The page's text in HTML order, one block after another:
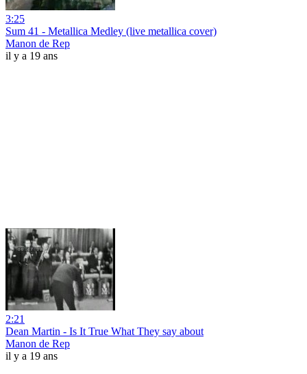
3:25
Sum 41 - Metallica Medley (live metallica cover)
Manon de Rep
il y a 19 ans
2:21
Dean Martin - Is It True What They say about
Manon de Rep
il y a 19 ans